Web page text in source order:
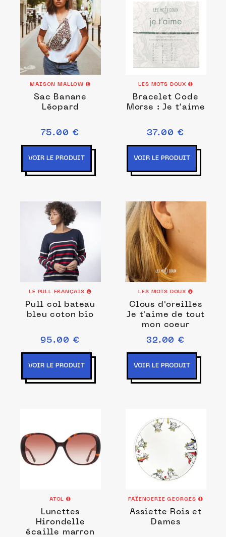
MAISON MALLOW
Sac Banane
Léopard
75.00 €
VOIR LE PRODUIT
LES MOTS DOUX
Bracelet Code
Morse : Je t’aime
37.00 €
VOIR LE PRODUIT
LE PULL FRANÇAIS
Pull col bateau
bleu coton bio
95.00 €
VOIR LE PRODUIT
LES MOTS DOUX
Clous d'oreilles
Je t'aime de tout
mon coeur
32.00 €
VOIR LE PRODUIT
ATOL
Lunettes
Hirondelle
écaille marron
FAÏENCERIE GEORGES
Assiette Rois et
Dames